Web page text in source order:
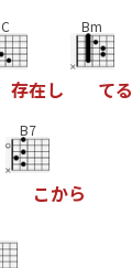
C
存在し
Bm
てる
B7
こから